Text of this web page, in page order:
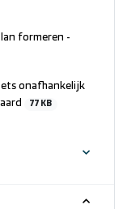
formeren -
onafhankelijk
77 KB